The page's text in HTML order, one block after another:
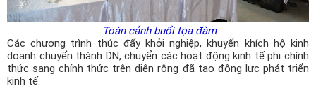
Toàn cảnh buổi tọa đàm
Các chương trình thúc đẩy khởi nghiệp, khuyến khích hộ kinh
doanh chuyển thành DN, chuyển các hoạt động kinh tế phi chính
thức sang chính thức trên diện rộng đã tạo động lực phát triển
kinh tế.